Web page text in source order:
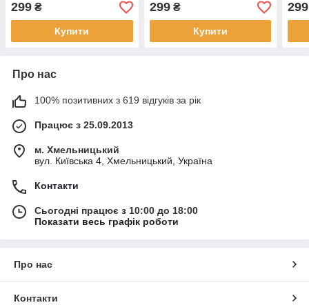
299 ₴
Купити
299₴
Купити
299
Про нас
100% позитивних з 619 відгуків за рік
Працює з 25.09.2013
м. Хмельницький
вул. Київська 4, Хмельницький, Україна
Контакти
Сьогодні працює з 10:00 до 18:00
Показати весь графік роботи
Про нас
Контакти